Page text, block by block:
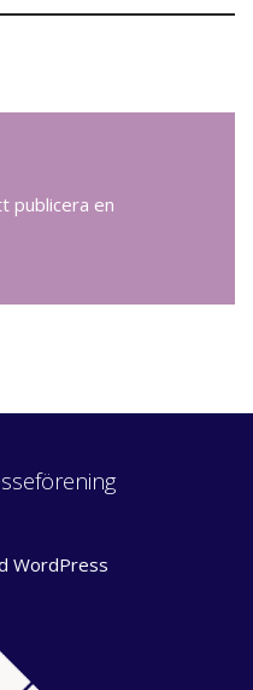
publicera en
WordPress